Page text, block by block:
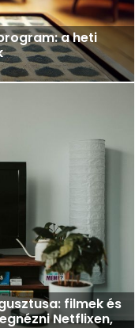
a heti
filmek és
Netflixen,